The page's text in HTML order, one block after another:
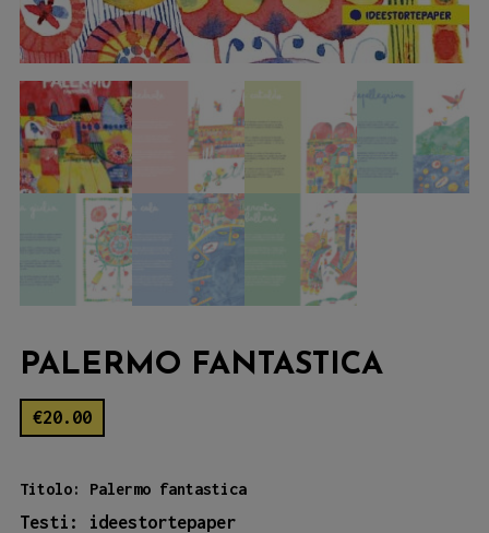
PALERMO FANTASTICA
€20.00
Titolo: Palermo fantastica
Testi: ideestortepaper